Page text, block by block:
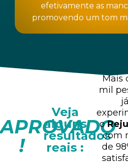
efetivamente as
promovendo um tom
APROVADO
!
Veja
alguns
resultados
reais :
Mais
mil
já
o
com
de